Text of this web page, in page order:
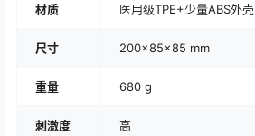
材质 医用级TPE+少量ABS外壳
尺寸 200×85×85 mm
重量 680 g
刺激度 高